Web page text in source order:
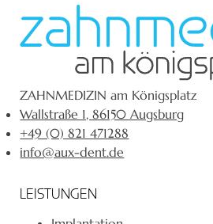
ZAHNMEDIZIN am Königsplatz
Wallstraße 1, 86150 Augsburg
+49 (0) 821 471288
info@aux-dent.de
LEISTUNGEN